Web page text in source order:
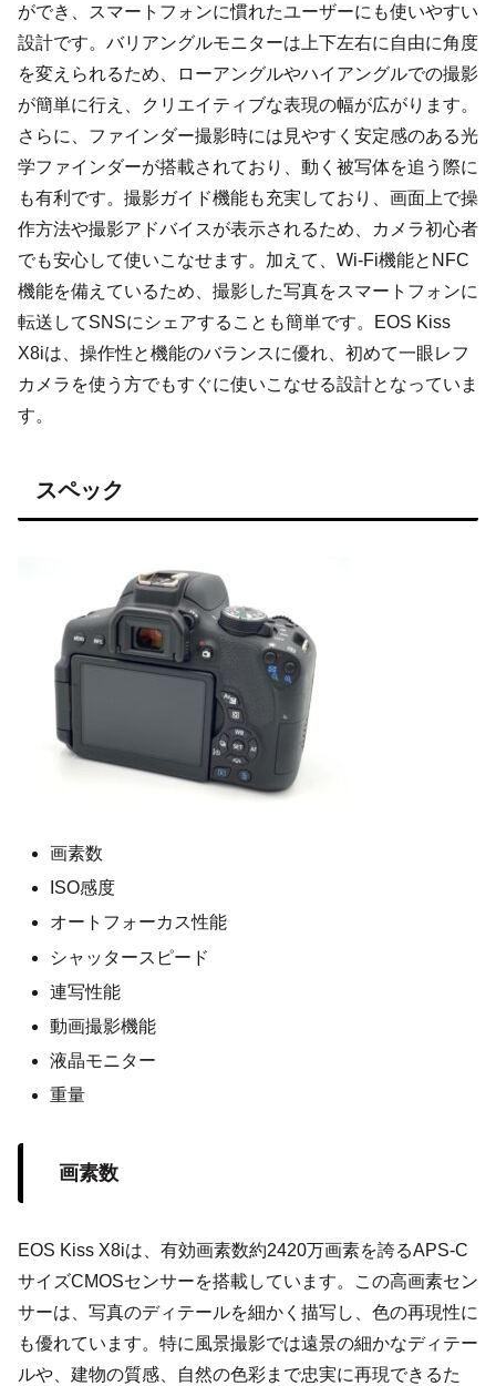
ができ、スマートフォンに慣れたユーザーにも使いやすい
設計です。バリアングルモニターは上下左右に自由に角度
を変えられるため、ローアングルやハイアングルでの撮影
が簡単に行え、クリエイティブな表現の幅が広がります。
さらに、ファインダー撮影時には見やすく安定感のある光
学ファインダーが搭載されており、動く被写体を追う際に
も有利です。撮影ガイド機能も充実しており、画面上で操
作方法や撮影アドバイスが表示されるため、カメラ初心者
でも安心して使いこなせます。加えて、Wi-Fi機能とNFC
機能を備えているため、撮影した写真をスマートフォンに
転送してSNSにシェアすることも簡単です。EOS Kiss
X8iは、操作性と機能のバランスに優れ、初めて一眼レフ
カメラを使う方でもすぐに使いこなせる設計となっていま
す。
スペック
画素数
ISO感度
オートフォーカス性能
シャッタースピード
連写性能
動画撮影機能
液晶モニター
重量
画素数
EOS Kiss X8iは、有効画素数約2420万画素を誇るAPS-C
サイズCMOSセンサーを搭載しています。この高画素セン
サーは、写真のディテールを細かく描写し、色の再現性に
も優れています。特に風景撮影では遠景の細かなディテー
ルや、建物の質感、自然の色彩まで忠実に再現できるた